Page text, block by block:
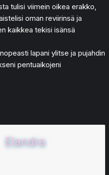
tulisi viimein oikea erakko,
oman reviirinsä ja
kaikkea tekisi isänsä
lapani ylitse ja pujahdin
pentuaikojeni
Elandra